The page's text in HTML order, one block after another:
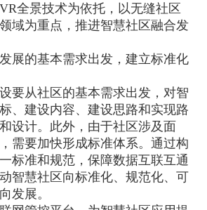
全景技术为依托，以无缝社区
域为重点，推进智慧社区融合发
的基本需求出发，建立标准化
从社区的基本需求出发，对智
、建设内容、建设思路和实现路
设计。此外，由于社区涉及面
需要加快形成标准体系。通过构
标准和规范，保障数据互联互通
智慧社区向标准化、规范化、可
发展。